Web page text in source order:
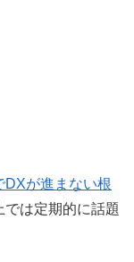
DXが進まない根
では定期的に話題